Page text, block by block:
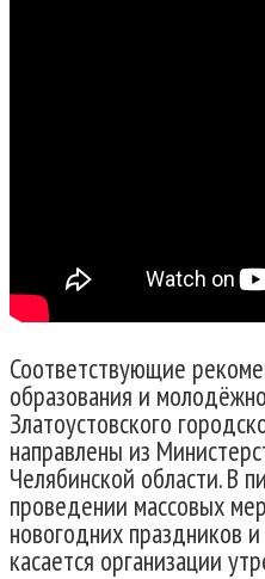
Соответствующие
образования и
Златоустовского
направлены из
Челябинской области. В
проведении массовых
новогодних праздников
касается организации